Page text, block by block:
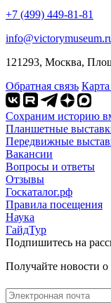
+7 (499) 449-81-81
121293, Москва,
Обратная связь
Сохраним историю
Планшетные
Передвижные
Вакансии
Вопросы и ответы
Отзывы
Госкаталог.рф
Правила посещения
Наука
ГайдТур
Подпишитесь на
Получайте новости